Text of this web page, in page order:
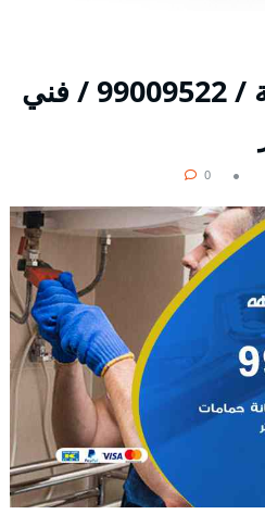
سباك صحي النزهة / 99009522 / فني
0